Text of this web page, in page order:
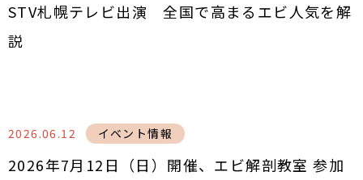
STV札幌テレビ出演 全国で高まるエビ人気を解
説
2026年7月12日（日）開催、エビ解剖教室 参加
2026.06.12 イベント情報